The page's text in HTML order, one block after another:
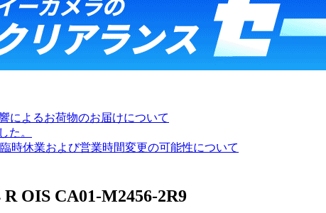
によるお荷物のお届けについて
た。
時休業および営業時間変更の可能性について
OIS CA01-M2456-2R9